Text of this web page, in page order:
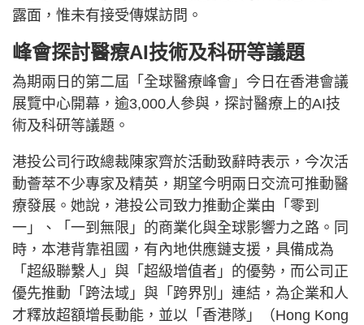
露面，惟未有接受傳媒訪問。
峰會探討醫療AI技術及科研等議題
為期兩日的第二屆「全球醫療峰會」今日在香港會議
展覽中心開幕，逾3,000人參與，探討醫療上的AI技
術及科研等議題。
港投公司行政總裁陳家齊於活動致辭時表示，今次活
動薈萃不少專家及精英，期望今明兩日交流可推動醫
療發展。她說，港投公司致力推動企業由「零到
一」、「一到無限」的商業化與全球影響力之路。同
時，本港背靠祖國，有內地供應鏈支援，具備成為
「超級聯繫人」與「超級增值者」的優勢，而公司正
優先推動「跨法域」與「跨界別」連結，為企業和人
才釋放超額增長動能，並以「香港隊」（Hong Kong